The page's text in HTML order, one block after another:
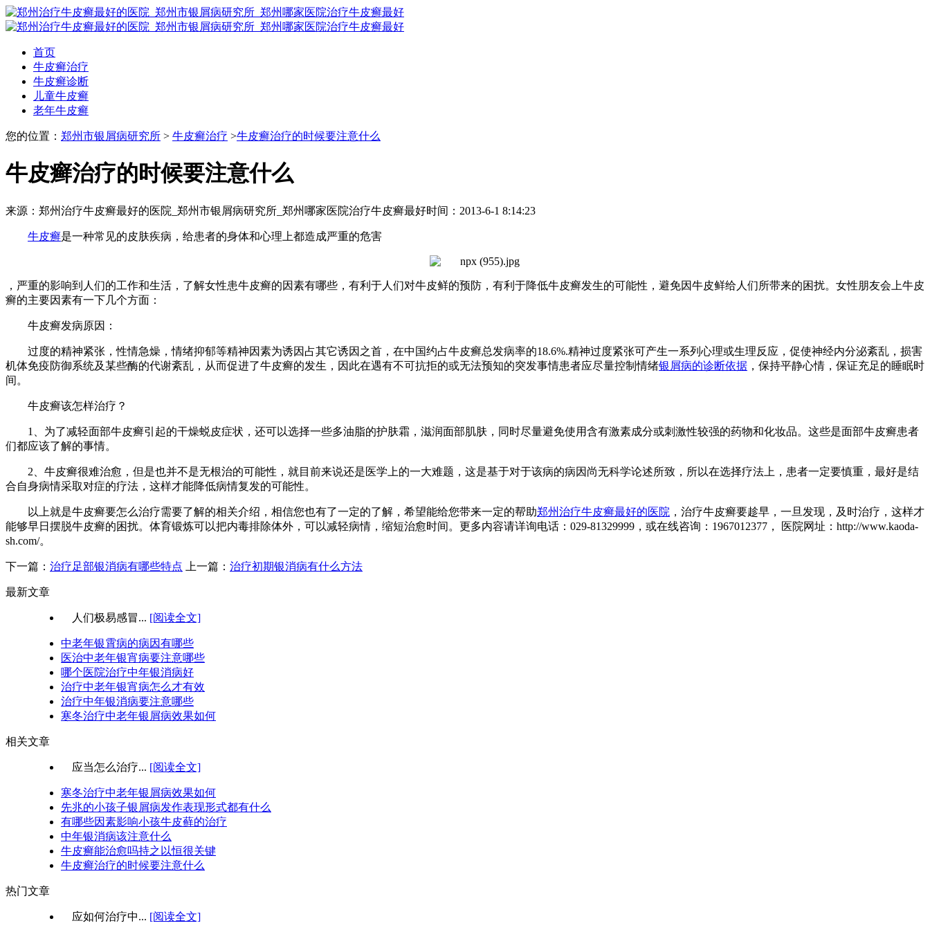
首页
牛皮癣治疗
牛皮癣诊断
儿童牛皮癣
老年牛皮癣
您的位置： 郑州市银屑病研究所 > 牛皮癣治疗 >牛皮癣治疗的时候要注意什么
牛皮癣治疗的时候要注意什么
来源：郑州治疗牛皮癣最好的医院_郑州市银屑病研究所_郑州哪家医院治疗牛皮癣最好时间：2013-6-1 8:14:23
牛皮癣是一种常见的皮肤疾病，给患者的身体和心理上都造成严重的危害
，严重的影响到人们的工作和生活，了解女性患牛皮癣的因素有哪些，有利于人们对牛皮鲜的预防，有利于降低牛皮癣发生的可能性，避免因牛皮鲜给人们所带来的困扰。女性朋友会上牛皮
癣的主要因素有一下几个方面：
牛皮癣发病原因：
过度的精神紧张，性情急燥，情绪抑郁等精神因素为诱因占其它诱因之首，在中国约占牛皮癣总发病率的18.6%.精神过度紧张可产生一系列心理或生理反应，促使神经内分泌紊乱，损害
机体免疫防御系统及某些酶的代谢紊乱，从而促进了牛皮癣的发生，因此在遇有不可抗拒的或无法预知的突发事情患者应尽量控制情绪银屑病的诊断依据 ，保持平静心情，保证充足的睡眠时
间。
牛皮癣该怎样治疗？
1、为了减轻面部牛皮癣引起的干燥蜕皮症状，还可以选择一些多油脂的护肤霜，滋润面部肌肤，同时尽量避免使用含有激素成分或刺激性较强的药物和化妆品。这些是面部牛皮癣患者
们都应该了解的事情。
2、牛皮癣很难治愈，但是也并不是无根治的可能性，就目前来说还是医学上的一大难题，这是基于对于该病的病因尚无科学论述所致，所以在选择疗法上，患者一定要慎重，最好是结
合自身病情采取对症的疗法，这样才能降低病情复发的可能性。
以上就是牛皮癣要怎么治疗需要了解的相关介绍，相信您也有了一定的了解，希望能给您带来一定的帮助郑州治疗牛皮癣最好的医院 ，治疗牛皮癣要趁早，一旦发现，及时治疗，这样才
能够早日摆脱牛皮癣的困扰。体育锻炼可以把内毒排除体外，可以减轻病情，缩短治愈时间。更多内容请详询电话：029-81329999，或在线咨询：1967012377， 医院网址：http://www.kaoda-
sh.com/。
下一篇： 治疗足部银消病有哪些特点 上一篇： 治疗初期银消病有什么方法
最新文章
人们极易感冒... [阅读全文]
中老年银霄病的病因有哪些
医治中老年银宵病要注意哪些
哪个医院治疗中年银消病好
治疗中老年银宵病怎么才有效
治疗中年银消病要注意哪些
寒冬治疗中老年银屑病效果如何
相关文章
应当怎么治疗... [阅读全文]
寒冬治疗中老年银屑病效果如何
先兆的小孩子银屑病发作表现形式都有什么
有哪些因素影响小孩牛皮藓的治疗
中年银消病该注意什么
牛皮癣能治愈吗持之以恒很关键
牛皮癣治疗的时候要注意什么
热门文章
应如何治疗中... [阅读全文]